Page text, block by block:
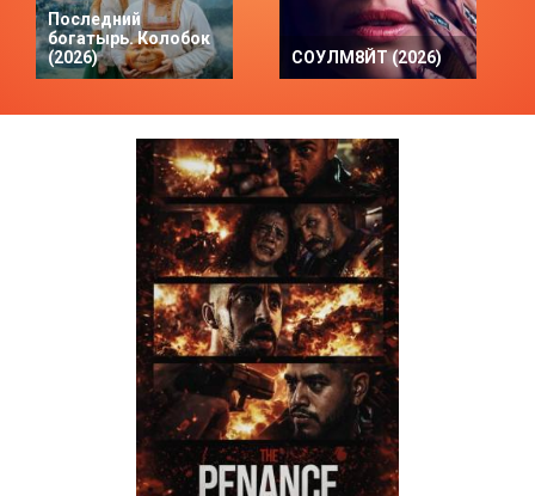
Последний
богатырь. Колобок
(2026)
СОУЛМ8ЙТ (2026)